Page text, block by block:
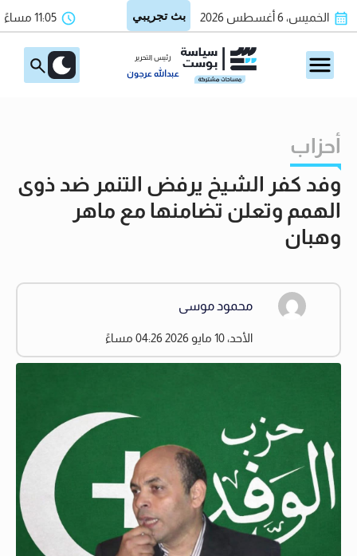
الخميس، 6 أغسطس 2026 11:05 مساءً
رئيس التحرير
عبدالله عرجون
أحزاب
وفد كفر الشيخ يرفض التنمر ضد ذوى
الهمم وتعلن تضامنها مع ماهر
وهبان
محمود موسى
الأحد، 10 مايو 2026 04:26 مساءً